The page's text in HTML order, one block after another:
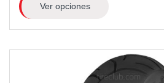
Ver opciones